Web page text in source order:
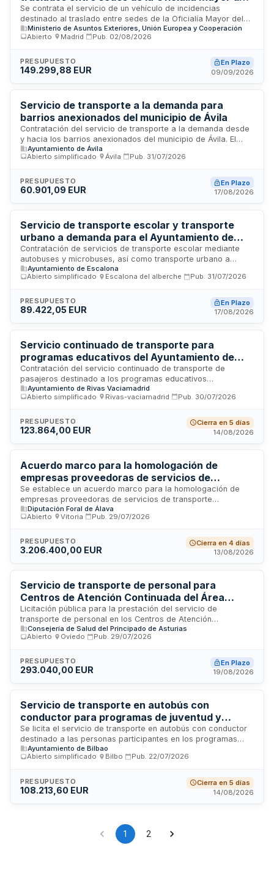
Ministerio de Asuntos Exteriores, Unión
Europea y Cooperación
Se contrata el servicio de un vehículo de incidencias
destinado al traslado entre sedes de la Oficialía Mayor del
Ministerio de Asuntos Exteriores, Unión Europea y
Cooperación. El servicio opera en turnos de mañana y tarde,
ministerio y otros puntos ubicados en la ciudad de Madrid,
con posibilidad excepcional de extender el servicio a otros
institucional. La prestación incluye la aportación del personal
necesario con los permisos de conducción
correspondientes.
Ministerio de Asuntos Exteriores, Unión Europea y Cooperación
Abierto
Madrid Pub. 02/08/2026
PRESUPUESTO
149.299,88 EUR
En Plazo
09/09/2026
Servicio de transporte a la demanda para
barrios anexionados del municipio de Ávila
Contratación del servicio de transporte a la demanda desde
y hacia los barrios anexionados del municipio de Ávila. El
Ayuntamiento de Ávila licita mediante procedimiento abierto
simplificado la prestación de este servicio de movilidad
adjudicatario deberá prestar el servicio conforme a las
prescripciones técnicas y administrativas establecidas,
importes según tarifa.
Ayuntamiento de Ávila
Abierto simplificado
Ávila Pub. 31/07/2026
PRESUPUESTO
60.901,09 EUR
En Plazo
17/08/2026
Servicio de transporte escolar y transporte
urbano a demanda para el Ayuntamiento de
Escalona
Contratación de servicios de transporte escolar mediante
autobuses y microbuses, así como transporte urbano a
demanda incluyendo urbanizaciones, para el municipio de
Escalona durante el curso escolar 2026-2027. El servicio
con tres rutas, transporte escolar en microbús hacia
urbanizaciones con dos rutas, y servicio urbano de
mañana. Se ejecutará en el término municipal de Escalona
con financiación plurianual.
Ayuntamiento de Escalona
Abierto simplificado
Escalona del alberche Pub. 31/07/2026
PRESUPUESTO
89.422,05 EUR
En Plazo
17/08/2026
Servicio continuado de transporte para
programas educativos del Ayuntamiento de
Rivas-Vaciamadrid
Contratación del servicio continuado de transporte de
pasajeros destinado a los programas educativos
desarrollados por el Ayuntamiento de Rivas-Vaciamadrid. El
servicio se prestará mediante procedimiento abierto
baja única y lineal. La facturación se realizará mensualmente
conforme a los servicios efectivamente ejecutados, siendo
de agotarlo. El adjudicatario deberá cumplir estándares de
calidad elevados, itinerarios validados y requisitos de
sostenibilidad social y medioambiental.
Ayuntamiento de Rivas Vaciamadrid
Abierto simplificado
Rivas-vaciamadrid Pub. 30/07/2026
PRESUPUESTO
123.864,00 EUR
Cierra en 5 días
14/08/2026
Acuerdo marco para la homologación de
empresas proveedoras de servicios de
transporte de deportistas en la Campaña de
Deporte Escolar del Territorio Histórico de
Álava
Se establece un acuerdo marco para la homologación de
empresas proveedoras de servicios de transporte
destinados a los deportistas participantes en la Campaña de
Deporte Escolar del Territorio Histórico de Álava. El acuerdo
suscripción de contratos basados con los prestadores
seleccionados. La contratación se somete a la Ley de
disposiciones vigentes en materia de contratación pública.
Diputación Foral de Álava
Abierto
Vitoria Pub. 29/07/2026
PRESUPUESTO
3.206.400,00 EUR
Cierra en 4 días
13/08/2026
Servicio de transporte de personal para
Centros de Atención Continuada del Área
Sanitaria IV del Principado de Asturias
Licitación pública para la prestación del servicio de
transporte de personal en los Centros de Atención
Continuada ubicados en el Área de Salud II Centro-
Suroccidente del Principado de Asturias, que comprende los
Somiedo y Teverga. El servicio es contratado por la
Gerencia del Área Sanitaria IV del Servicio de Salud del
movilidad del personal sanitario entre las diferentes
instalaciones de atención continuada de la zona. El importe
de la licitación asciende a 133.200 euros.
Consejería de Salud del Principado de Asturias
Abierto
Oviedo Pub. 29/07/2026
PRESUPUESTO
293.040,00 EUR
En Plazo
19/08/2026
Servicio de transporte en autobús con
conductor para programas de juventud y
deporte del Ayuntamiento de Bilbao
Se licita el servicio de transporte en autobús con conductor
destinado a las personas participantes en los programas
desarrollados por el Área de Juventud y Deporte del
Ayuntamiento de Bilbao. El contrato se divide en dos lotes:
disponer de vehículos de 36, 55 y 70 plazas, con estándar
de emisiones Euro VI como mínimo, adaptados según
cumplimiento de normativa de seguridad en transporte
escolar y de menores.
Ayuntamiento de Bilbao
Abierto simplificado
Bilbo Pub. 22/07/2026
PRESUPUESTO
108.213,60 EUR
Cierra en 5 días
14/08/2026
1 2